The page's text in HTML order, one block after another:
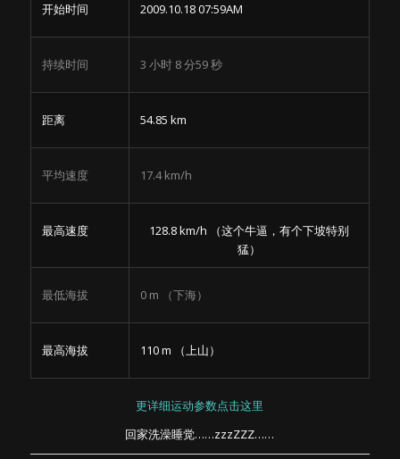
开始时间 2009.10.18 07:59AM
持续时间 3 小时 8 分59 秒
距离 54.85 km
平均速度 17.4 km/h
最高速度
128.8 km/h （这个牛逼，有个下坡特别
猛）
最低海拔 0 m （下海）
最高海拔 110 m （上山）
更详细运动参数点击这里
回家洗澡睡觉……zzzZZZ……